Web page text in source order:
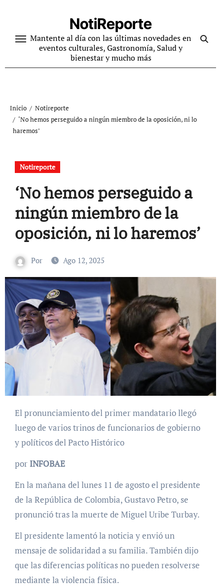
contenido
NotiReporte
Mantente al día con las últimas novedades en
eventos culturales, Gastronomía, Salud y
bienestar y mucho más
Inicio
Notireporte
‘No hemos perseguido a ningún miembro de la oposición, ni lo
haremos’
Notireporte
‘No hemos perseguido a
ningún miembro de la
oposición, ni lo haremos’
Por Ago 12, 2025
El pronunciamiento del primer mandatario llegó
luego de varios trinos de funcionarios de gobierno
y políticos del Pacto Histórico
porINFOBAE
En la mañana del lunes 11 de agosto el presidente
de la República de Colombia, Gustavo Petro, se
pronunció tras la muerte de Miguel Uribe Turbay.
El presidente lamentó la noticia y envió un
mensaje de solidaridad a su familia. También dijo
que las diferencias políticas no pueden resolverse
mediante la violencia física.